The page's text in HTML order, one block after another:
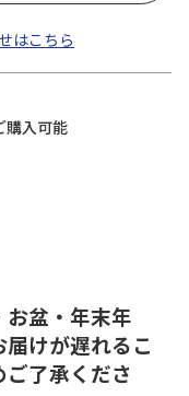
はこちら
購入可能
盆・年末年
けが遅れるこ
了承くださ